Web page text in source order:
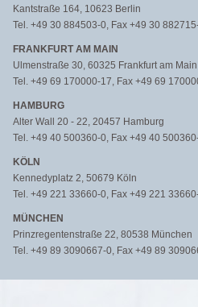
Kantstraße 164, 10623 Berlin
Tel. +49 30 884503-0, Fax +49 30
FRANKFURT AM MAIN
Ulmenstraße 30, 60325 Frankfurt am Main
Tel. +49 69 170000-17, Fax +49 69
HAMBURG
Alter Wall 20 - 22, 20457 Hamburg
Tel. +49 40 500360-0, Fax +49 40
KÖLN
Kennedyplatz 2, 50679 Köln
Tel. +49 221 33660-0, Fax +49 221
MÜNCHEN
Prinzregentenstraße 22, 80538 München
Tel. +49 89 3090667-0, Fax +49 89